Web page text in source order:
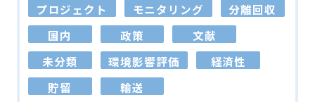
プロジェクト
モニタリング
分離回収
国内
政策
文献
未分類
環境影響評価
経済性
貯留
輸送